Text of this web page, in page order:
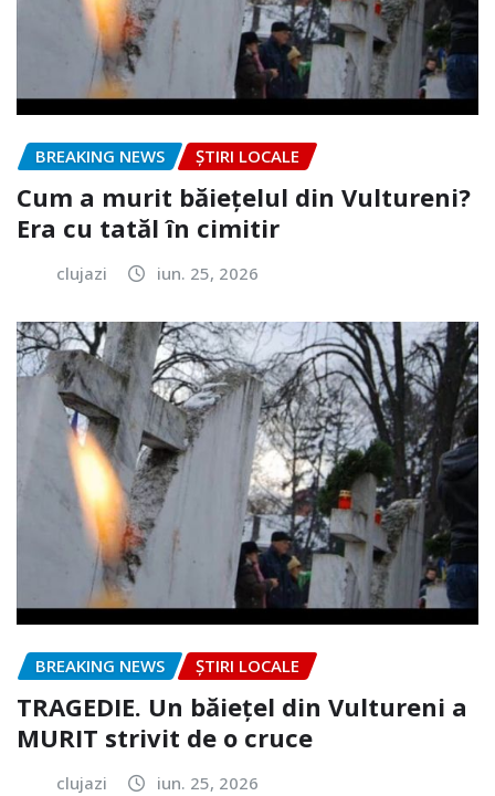
BREAKING NEWS ȘTIRI LOCALE
Cum a murit băiețelul din Vultureni?
Era cu tatăl în cimitir
clujazi iun. 25, 2026
BREAKING NEWS ȘTIRI LOCALE
TRAGEDIE. Un băiețel din Vultureni a
MURIT strivit de o cruce
clujazi iun. 25, 2026